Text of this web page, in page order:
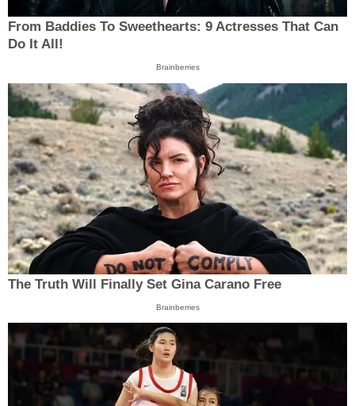
From Baddies To Sweethearts: 9 Actresses That Can
Do It All!
Brainberries
The Truth Will Finally Set Gina Carano Free
Brainberries